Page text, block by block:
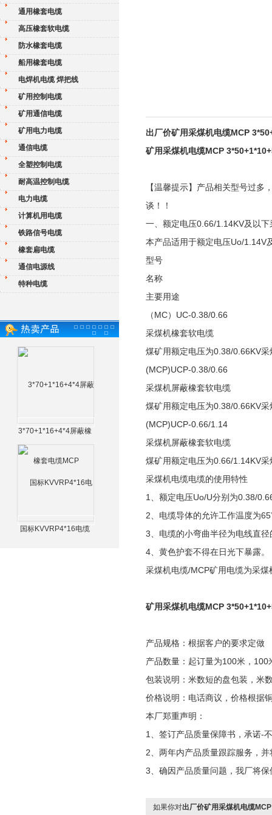
通用橡套电缆
高压橡套软电缆
防水橡套电缆
船用橡套电缆
电焊机电缆 焊把线
矿用控制电缆
矿用通信电缆
矿用电力电缆
通信电缆
全塑控制电缆
耐高温控制电缆
电力电缆
计算机用电缆
铁路信号电缆
橡套扁电缆
通信电源线
特种电缆
3*70+1*16+4*4屏蔽橡
国标KVVRP4*16电缆
出厂价矿用采煤机电缆MCP
矿用采煤机电缆MCP
【温馨提示】产品相关型号过
谈！！
一、额定电压0.66/1.14KV及以
本产品适用于额定电压Uo/1.14V
型号
名称
主要用途
（MC）UC-0.38/0.66
采煤机橡套软电缆
煤矿用额定电压为0.38/0.66KV
(MCP)UCP-0.38/0.66
采煤机屏蔽橡套软电缆
煤矿用额定电压为0.38/0.66KV
(MCP)UCP-0.66/1.14
采煤机屏蔽橡套软电缆
煤矿用额定电压为0.66/1.14KV
采煤机电缆电缆的使用特性
1、额定电压Uo/U分别为0.38/
2、电缆导体的允许工作温度为
3、电缆的小弯曲半径为电线直
4、黄色护套不得在日光下暴露。
采煤机电缆/MCP矿用电缆为采
矿用采煤机电缆MCP
产品规格：根据客户的要求定做
产品数量：起订量为100米，100
包装说明：米数短的盘包装，米
价格说明：电话商议，价格根据
本厂郑重声明：
1、签订产品质量保障书，承诺-
2、两年内产品质量跟踪服务，
3、确因产品质量问题，我厂将
如果你对出厂价矿用采煤机电缆